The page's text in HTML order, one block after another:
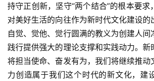
持守正创新，坚守“两个结合”的根本要求
对美好生活的向往作为新时代文化建设的
自觉、觉他、觉行圆满的教义为创建人间
践行提供强大的理论支撑和实践动力。新
将担当使命、奋发有为，我们将继续推动
力创造属于我们这个时代的新文化，建